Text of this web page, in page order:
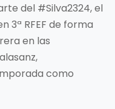
del #Silva2324, el
3ª RFEF de forma
en las
como